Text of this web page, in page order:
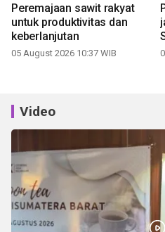
Peremajaan sawit rakyat
untuk produktivitas dan
keberlanjutan
05 August 2026 10:37 WIB
Video